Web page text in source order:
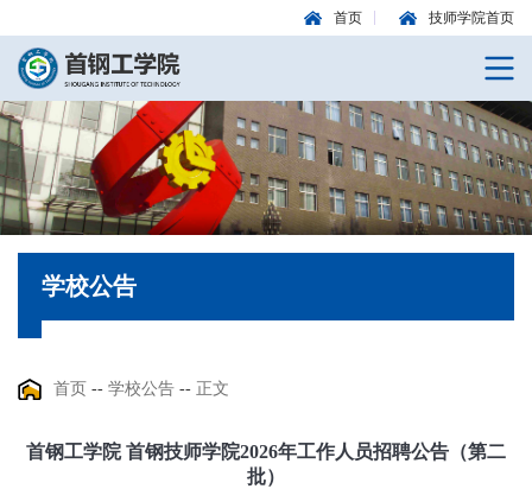
首页 技师学院首页
学校公告
首页 -- 学校公告 -- 正文
首钢工学院 首钢技师学院2026年工作人员招聘公告（第二
批）